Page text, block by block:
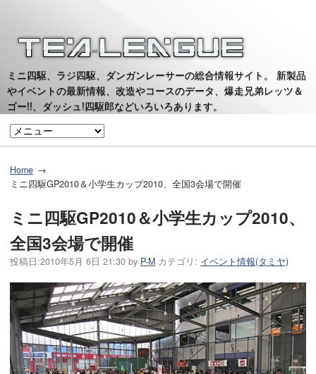
ミニ四駆、ラジ四駆、ダンガンレーサーの総合情報サイト。 新製品
やイベントの最新情報、改造やコースのデータ、爆走兄弟レッツ＆
ゴー!!、ダッシュ!四駆郎などいろいろあります。
Home
ミニ四駆GP2010＆小学生カップ2010、全国3会場で開催
ミニ四駆GP2010＆小学生カップ2010、
全国3会場で開催
投稿日:2010年5月 6日 21:30 by P-M カテゴリ: イベント情報(タミヤ)